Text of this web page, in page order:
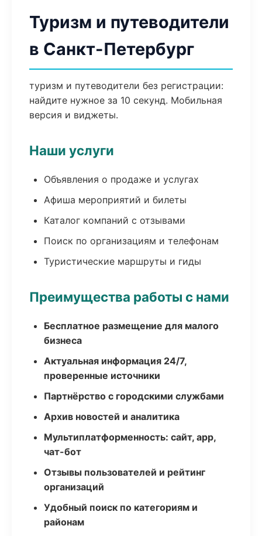
Туризм и путеводители
в Санкт-Петербург
туризм и путеводители без регистрации:
найдите нужное за 10 секунд. Мобильная
версия и виджеты.
Наши услуги
Объявления о продаже и услугах
Афиша мероприятий и билеты
Каталог компаний с отзывами
Поиск по организациям и телефонам
Туристические маршруты и гиды
Преимущества работы с нами
Бесплатное размещение для малого
бизнеса
Актуальная информация 24/7,
проверенные источники
Партнёрство с городскими службами
Архив новостей и аналитика
Мультиплатформенность: сайт, app,
чат-бот
Отзывы пользователей и рейтинг
организаций
Удобный поиск по категориям и
районам